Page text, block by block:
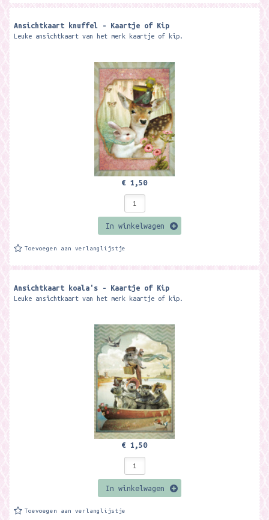
Ansichtkaart knuffel - Kaartje of Kip
Leuke ansichtkaart van het merk kaartje of kip.
€ 1,50
In winkelwagen
Toevoegen aan verlanglijstje
Ansichtkaart koala's - Kaartje of Kip
Leuke ansichtkaart van het merk kaartje of kip.
€ 1,50
In winkelwagen
Toevoegen aan verlanglijstje